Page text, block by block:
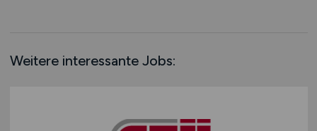
Europa
Weitere interessante Jobs: